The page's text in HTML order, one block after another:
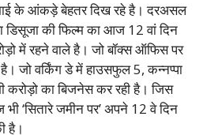
के आंकड़े बेहतर दिख रहे है। दरअसल
की फिल्म का आज 12 वां दिन
में रहने वाले है। जो बॉक्स ऑफिस पर
जो वर्किंग डे में हाउसफुल 5, कन्नप्पा
करोड़ो का बिजनेस कर रही है। जिस
‘सितारे जमीन पर’ अपने 12 वे दिन
है।